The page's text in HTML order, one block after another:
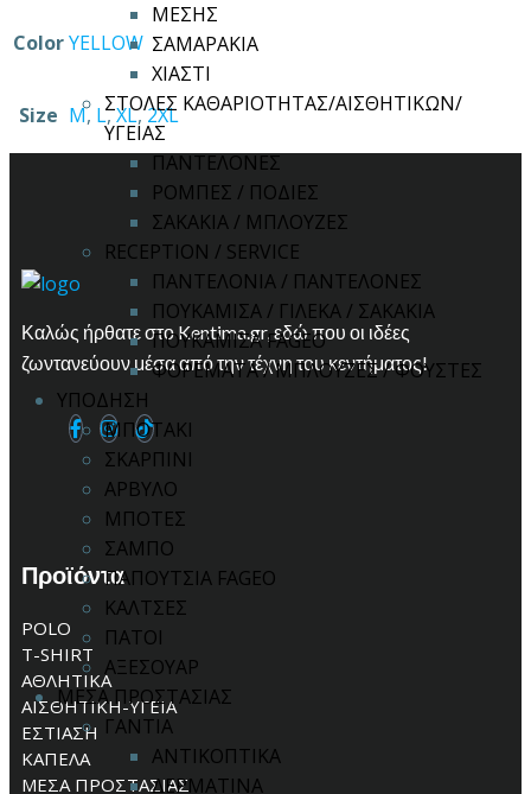
ΜΕΣΗΣ
ΣΑΜΑΡΑΚΙΑ
ΧΙΑΣΤΙ
ΣΤΟΛΕΣ ΚΑΘΑΡΙΟΤΗΤΑΣ/ΑΙΣΘΗΤΙΚΩΝ/
ΥΓΕΙΑΣ
ΠΑΝΤΕΛΟΝΕΣ
ΡΟΜΠΕΣ / ΠΟΔΙΕΣ
ΣΑΚΑΚΙΑ / ΜΠΛΟΥΖΕΣ
RECEPTION / SERVICE
ΠΑΝΤΕΛΟΝΙΑ / ΠΑΝΤΕΛΟΝΕΣ
ΠΟΥΚΑΜΙΣΑ / ΓΙΛΕΚΑ / ΣΑΚΑΚΙΑ
ΠΟΥΚΑΜΙΣΑ FAGEO
ΦΟΡΕΜΑΤΑ / ΜΠΛΟΥΖΕΣ / ΦΟΥΣΤΕΣ
ΥΠΟΔΗΣΗ
ΜΠΟΤΑΚΙ
ΣΚΑΡΠΙΝΙ
ΑΡΒΥΛΟ
ΜΠΟΤΕΣ
ΣΑΜΠΟ
ΠΑΠΟΥΤΣΙΑ FAGEO
ΚΑΛΤΣΕΣ
ΠΑΤΟΙ
ΑΞΕΣΟΥΑΡ
ΜΕΣΑ ΠΡΟΣΤΑΣΙΑΣ
ΓΑΝΤΙΑ
ΑΝΤΙΚΟΠΤΙΚΑ
ΔΕΡΜΑΤΙΝΑ
ColorYELLOW
Size M, L,XL,2XL
Καλώς ήρθατε στο Kentima.gr, εδώ που οι ιδέες
ζωντανεύουν μέσα από την τέχνη του κεντήματος!
Προϊόντα
POLO
T-SHIRT
ΑΘΛΗΤΙΚΑ
ΑΙΣΘΗΤΙΚΗ-ΥΓΕΙΑ
ΕΣΤΙΑΣΗ
ΚΑΠΕΛΑ
ΜΕΣΑ ΠΡΟΣΤΑΣΙΑΣ